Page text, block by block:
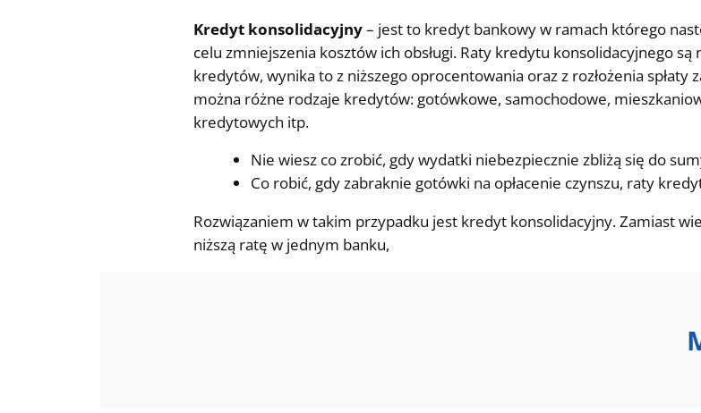
Kredyt konsolidacyjny– jest to kredyt bankowy w ramach którego
celu zmniejszenia kosztów ich obsługi. Raty kredytu konsolidacyjnego
kredytów, wynika to z niższego oprocentowania oraz z rozłożenia spłaty
można różne rodzaje kredytów: gotówkowe, samochodowe,
kredytowych itp.
Nie wiesz co zrobić, gdy wydatki niebezpiecznie zbliżą się do
Co robić, gdy zabraknie gotówki na opłacenie czynszu, raty
Rozwiązaniem w takim przypadku jest kredyt konsolidacyjny. Zamiast
niższą ratę w jednym banku,